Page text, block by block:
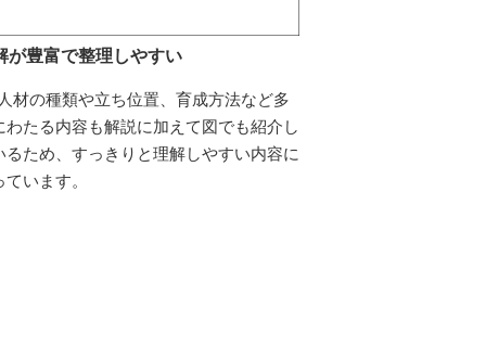
が豊富で整理しやすい
材の種類や立ち位置、育成方法など多
わたる内容も解説に加えて図でも紹介し
るため、すっきりと理解しやすい内容に
ています。